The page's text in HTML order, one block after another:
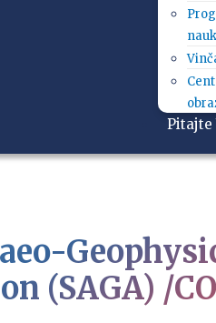
Pitajte
(SAGA) /